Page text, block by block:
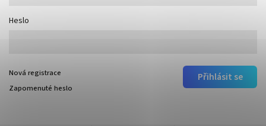
Heslo
Přihlásit se
Nová registrace
Zapomenuté heslo